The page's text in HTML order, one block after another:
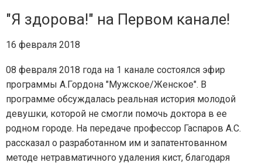
"Я здорова!" на Первом канале!
16 февраля 2018
08 февраля 2018 года на 1 канале состоялся эфир
программы А.Гордона "Мужское/Женское". В
программе обсуждалась реальная история молодой
девушки, которой не смогли помочь доктора в ее
родном городе. На передаче профессор Гаспаров А.С.
рассказал о разработанном им и запатентованном
методе нетравматичного удаления кист, благодаря